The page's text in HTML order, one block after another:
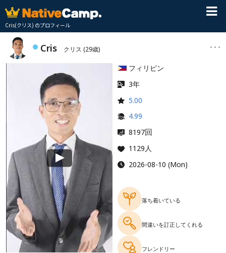
Cris(クリス) のプロフィール
Cris クリス (29歳)
フィリピン
3年
5.00
4.99
8197回
1129人
2026-08-10 (Mon)
落ち着いている
間違いを訂正してくれる
フレンドリー